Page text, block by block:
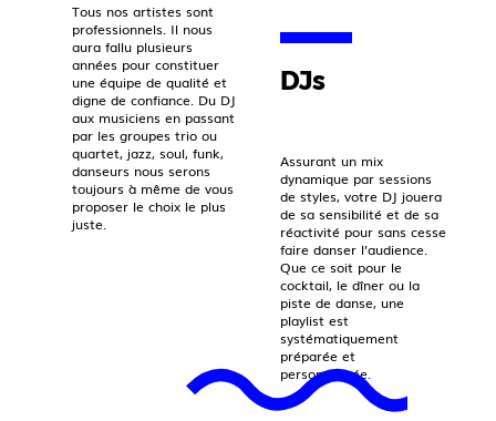
Tous nos artistes sont
professionnels. Il nous
aura fallu plusieurs
années pour constituer
une équipe de qualité et
digne de confiance. Du DJ
aux musiciens en passant
par les groupes trio ou
quartet, jazz, soul, funk,
danseurs nous serons
toujours à même de vous
proposer le choix le plus
juste.
DJs
Assurant un mix
dynamique par sessions
de styles, votre DJ jouera
de sa sensibilité et de sa
réactivité pour sans cesse
faire danser l’audience.
Que ce soit pour le
cocktail, le dîner ou la
piste de danse, une
playlist est
systématiquement
préparée et
personnalisée.